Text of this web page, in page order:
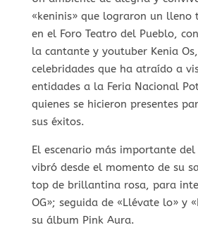
«keninis» que lograron un lleno
en el Foro Teatro del Pueblo,
la cantante y youtuber Kenia
celebridades que ha atraído a
entidades a la Feria Nacional
quienes se hicieron presentes
sus éxitos.
El escenario más importante
vibró desde el momento de su
top de brillantina rosa, para
OG»; seguida de «Llévate lo» y
su álbum Pink Aura.